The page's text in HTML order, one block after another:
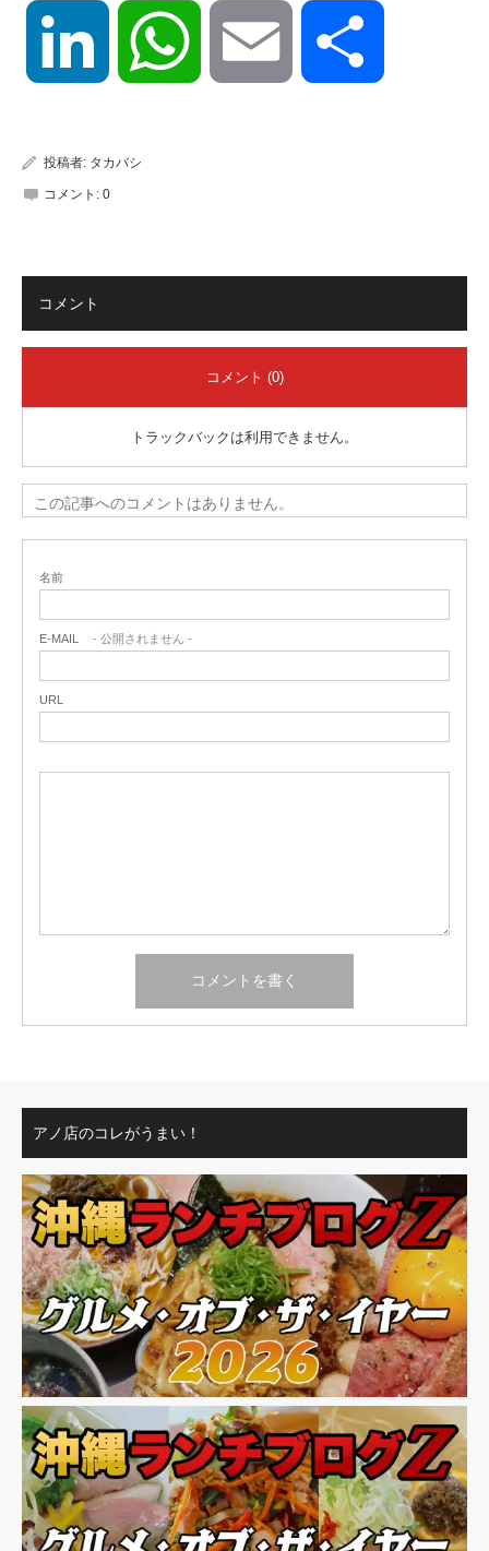
LinkedIn WhatsApp Email
投稿者: タカバシ
コメント: 0
コメント
コメント (0)
トラックバックは利用できません。
この記事へのコメントはありません。
名前
E-MAIL - 公開されません -
URL
アノ店のコレがうまい！